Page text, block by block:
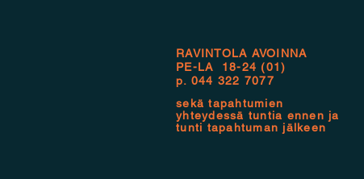
RAVINTOLA AVOINNA
PE-LA 18-24 (01)
p. 044 322 7077
sekä tapahtumien
yhteydessä tuntia ennen ja
tunti tapahtuman jälkeen